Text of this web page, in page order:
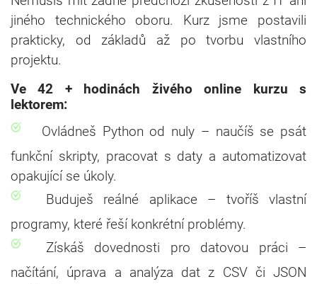
jiného technického oboru. Kurz jsme postavili
prakticky, od základů až po tvorbu vlastního
projektu.
Ve 42 + hodinách živého online kurzu s
lektorem:
Ovládneš Python od nuly – naučíš se psát
funkční skripty, pracovat s daty a automatizovat
opakující se úkoly.
Buduješ reálné aplikace – tvoříš vlastní
programy, které řeší konkrétní problémy.
Získáš dovednosti pro datovou práci –
načítání, úprava a analýza dat z CSV či JSON